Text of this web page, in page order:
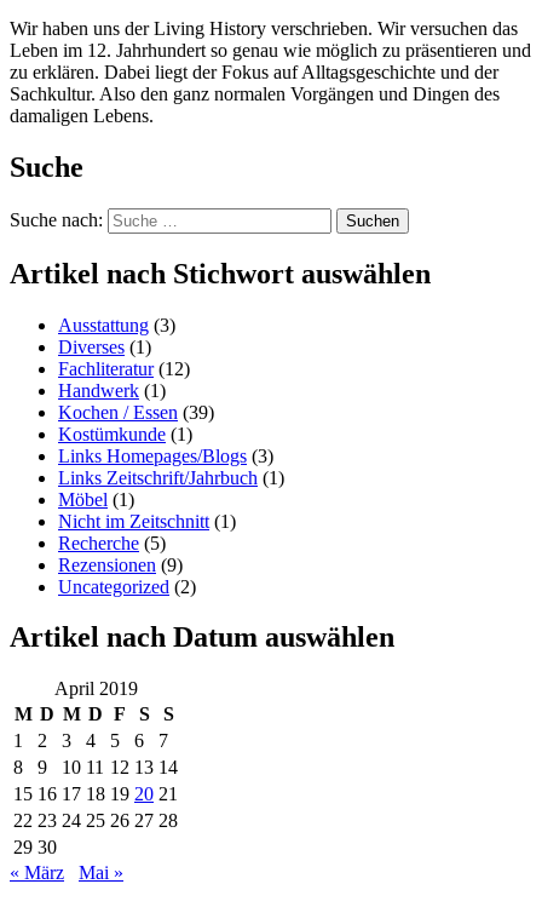
Wir haben uns der Living History verschrieben. Wir versuchen das
Leben im 12. Jahrhundert so genau wie möglich zu präsentieren und
zu erklären. Dabei liegt der Fokus auf Alltagsgeschichte und der
Sachkultur. Also den ganz normalen Vorgängen und Dingen des
damaligen Lebens.
Suche
Suche nach: Suchen
Artikel nach Stichwort auswählen
Ausstattung (3)
Diverses (1)
Fachliteratur(12)
Handwerk (1)
Kochen / Essen (39)
Kostümkunde (1)
Links Homepages/Blogs (3)
Links Zeitschrift/Jahrbuch (1)
Möbel (1)
Nicht im Zeitschnitt (1)
Recherche (5)
Rezensionen (9)
Uncategorized (2)
Artikel nach Datum auswählen
April 2019
M D M D F S
S
1
2 3 4 5 6
7
8
9 10 11 12 13 14
15 16 17 18 19 20 21
22 23 24 25 26 27 28
29 30
« März
Mai »